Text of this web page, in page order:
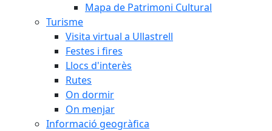
Mapa de Patrimoni Cultural
Turisme
Visita virtual a Ullastrell
Festes i fires
Llocs d'interès
Rutes
On dormir
On menjar
Informació geogràfica